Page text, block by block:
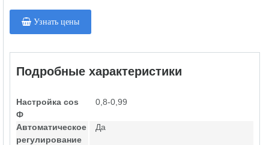
Узнать цены
Подробные характеристики
Настройка cos
Ф
0,8-0,99
Автоматическое
регулирование
Да